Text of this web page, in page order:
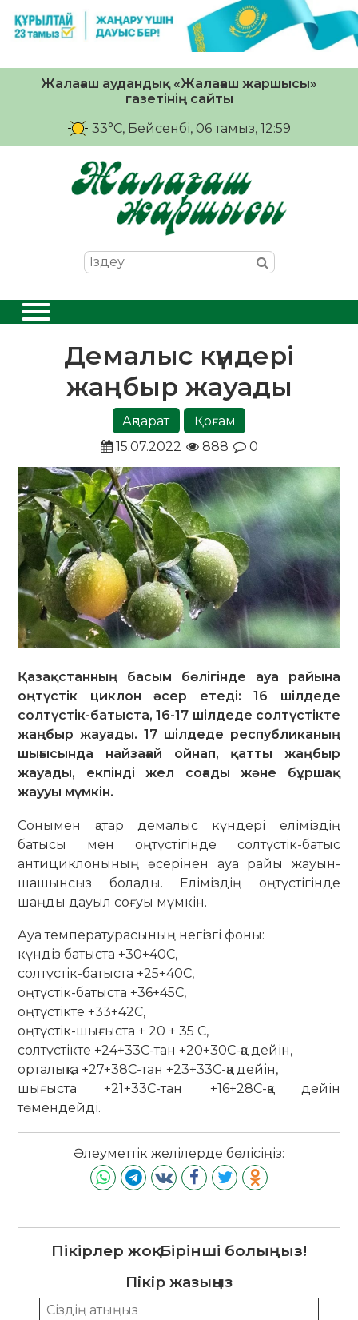
Жалағаш аудандық «Жалағаш жаршысы»
газетінің сайты
33°C, Бейсенбі, 06 тамыз, 12:59
Демалыс күндері
жаңбыр жауады
Ақпарат
Қоғам
15.07.2022
888 0
Қазақстанның басым бөлігінде ауа райына
оңтүстік циклон әсер етеді: 16 шілдеде
солтүстік-батыста, 16-17 шілдеде солтүстікте
жаңбыр жауады. 17 шілдеде республиканың
шығысында найзағай ойнап, қатты жаңбыр
жауады, екпінді жел соғады және бұршақ
жаууы мүмкін.
Сонымен қатар демалыс күндері еліміздің
батысы мен оңтүстігінде солтүстік-батыс
антициклонының әсерінен ауа райы жауын-
шашынсыз болады. Еліміздің оңтүстігінде
шаңды дауыл соғуы мүмкін.
Ауа температурасының негізгі фоны:
күндіз батыста +30+40С,
солтүстік-батыста +25+40С,
оңтүстік-батыста +36+45С,
оңтүстікте +33+42С,
оңтүстік-шығыста + 20 + 35 С,
солтүстікте +24+33С-тан +20+30С-қа дейін,
орталықта +27+38С-тан +23+33С-қа дейін,
шығыста +21+33С-тан +16+28С-қа дейін
төмендейді.
Әлеуметтік желілерде бөлісіңіз:
Пікірлер жоқ. Бірінші болыңыз!
Пікір жазыңыз